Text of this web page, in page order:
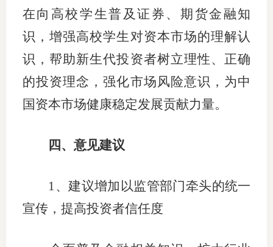
在向高校学生普及证券、期货金融知
识，增强高校学生对资本市场的理解认
识，帮助新生代投资者树立理性、正确
的投资理念，强化市场风险意识，为中
国资本市场健康稳定发展贡献力量。
四、 意见建议
1、建议增加以监管部门牵头的统一
宣传，提高投资者信任度